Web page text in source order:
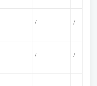
/ /
/ /